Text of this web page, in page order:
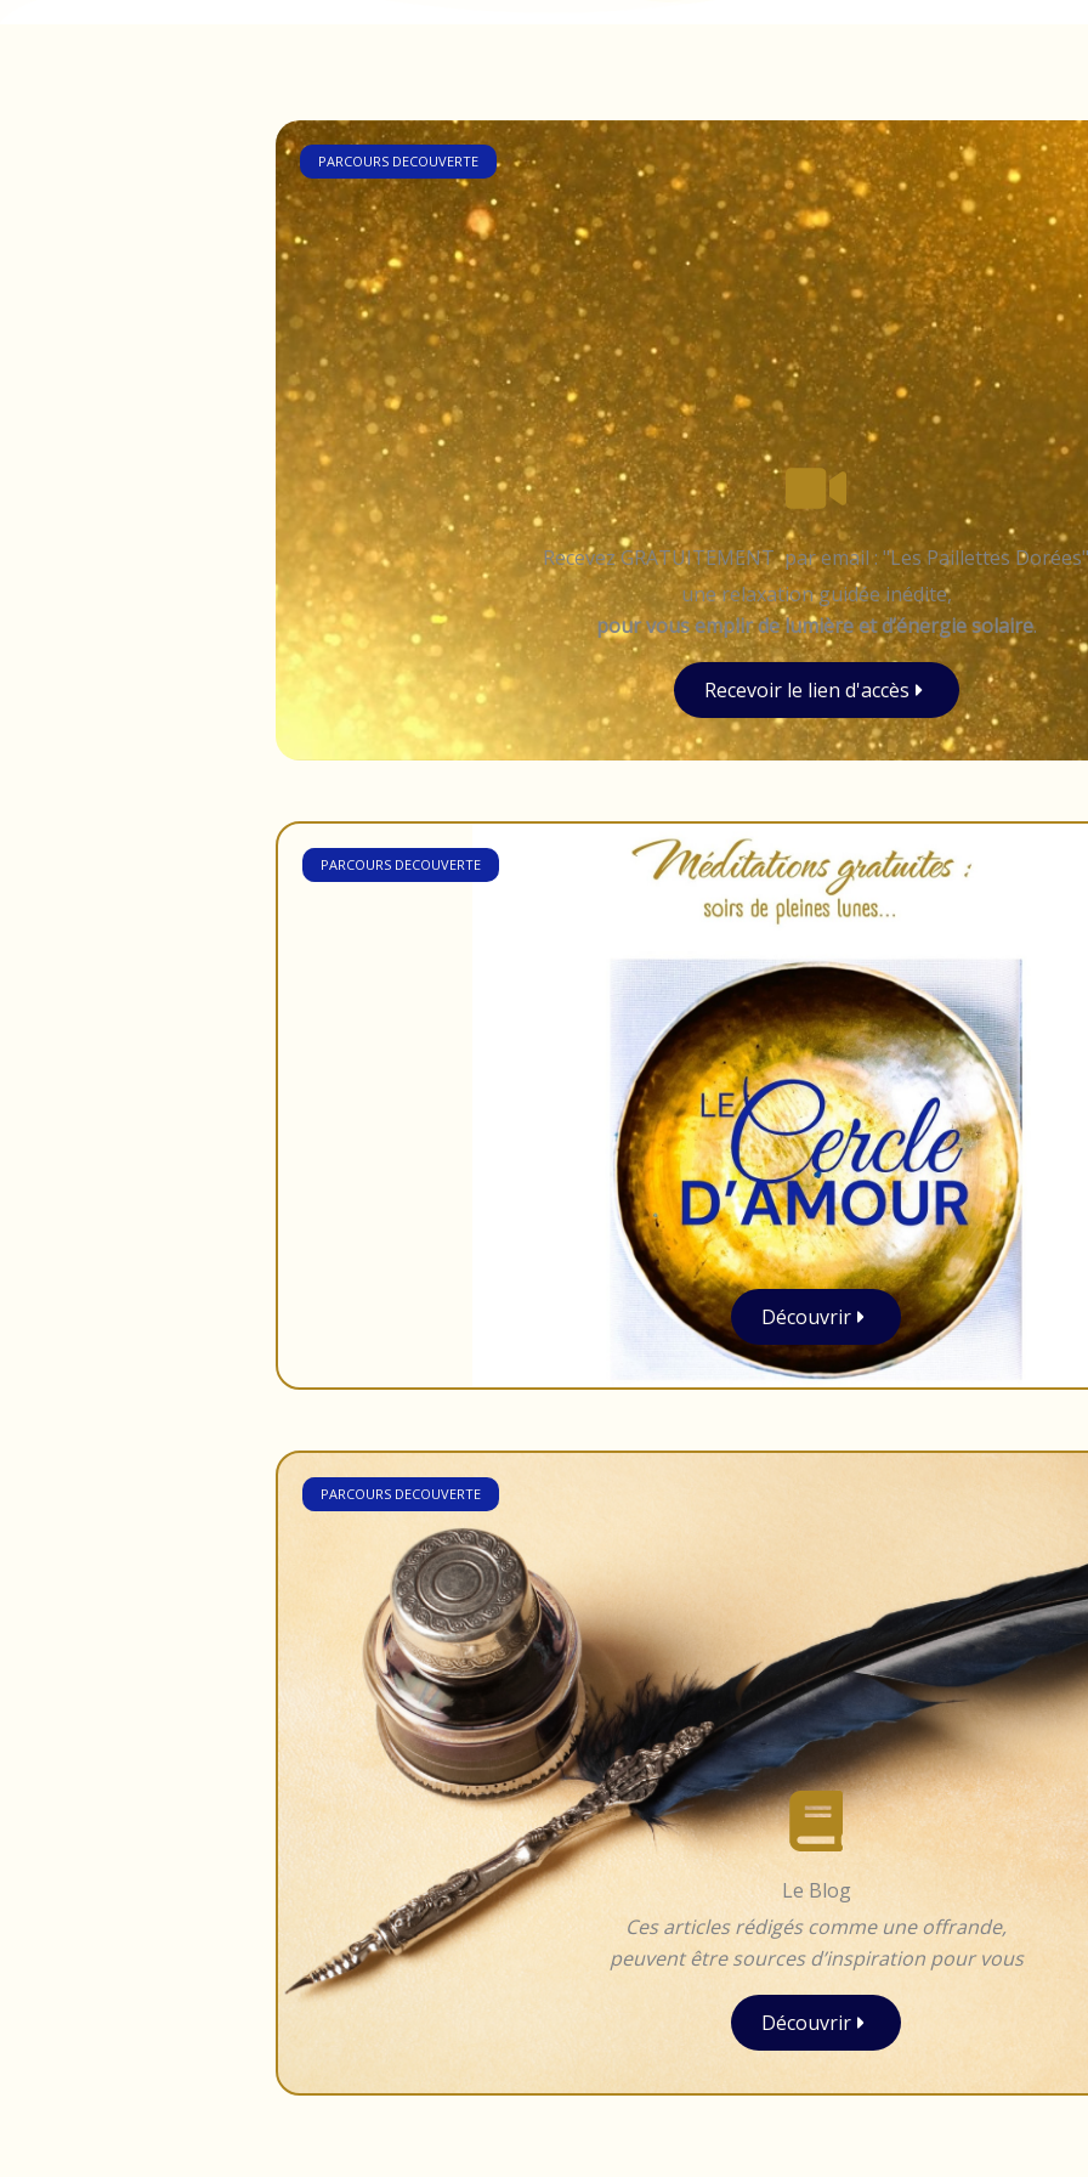
PARCOURS DECOUVERTE
Recevez GRATUITEMENT par email : "Les Paillettes Dorées"
une relaxation guidée inédite,
pour vous emplir de lumière et d’énergie solaire.
Recevoir le lien d'accès
PARCOURS DECOUVERTE
Découvrir
PARCOURS DECOUVERTE
Le Blog
Ces articles rédigés comme une offrande,
peuvent être sources d’inspiration pour vous
Découvrir